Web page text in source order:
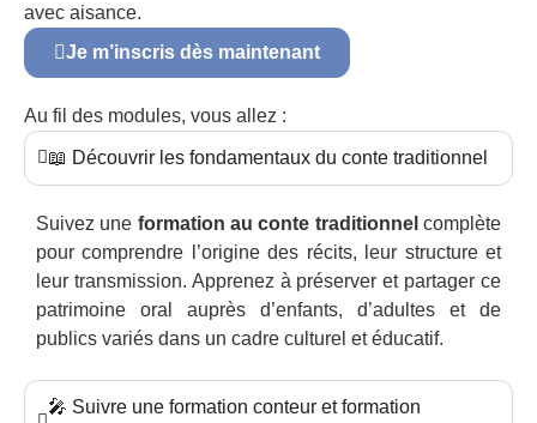
avec aisance.
Je m’inscris dès maintenant
Au fil des modules, vous allez :
📖 Découvrir les fondamentaux du conte traditionnel
Suivez une formation au conte traditionnel complète
pour comprendre l’origine des récits, leur structure et
leur transmission. Apprenez à préserver et partager ce
patrimoine oral auprès d’enfants, d’adultes et de
publics variés dans un cadre culturel et éducatif.
🎤 Suivre une formation conteur et formation